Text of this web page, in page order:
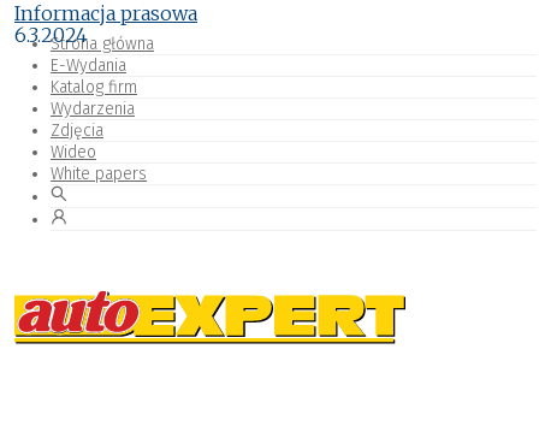
Strona główna
E-Wydania
Katalog firm
Wydarzenia
Zdjęcia
Wideo
White papers
Informacja prasowa
6.3.2024